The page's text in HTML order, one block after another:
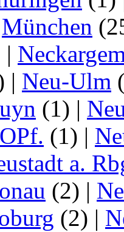
München
|
| Neu-Ulm
(1) |
(1) |
a.
(2) |
(2) |